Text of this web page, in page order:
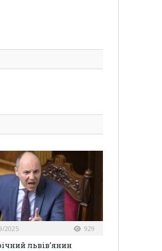
2025 929
львів’янин